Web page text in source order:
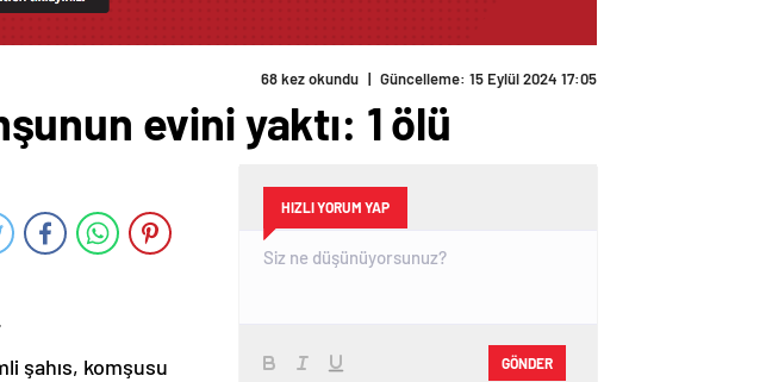
evini yaktı: 1 ölü
şahıs, komşusu
HIZLI YORUM YAP
GÖNDER